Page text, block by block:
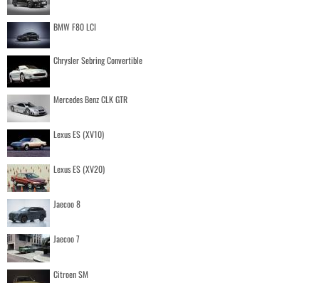
BMW F80 LCI
Chrysler Sebring Convertible
Mercedes Benz CLK GTR
Lexus ES (XV10)
Lexus ES (XV20)
Jaecoo 8
Jaecoo 7
Citroen SM